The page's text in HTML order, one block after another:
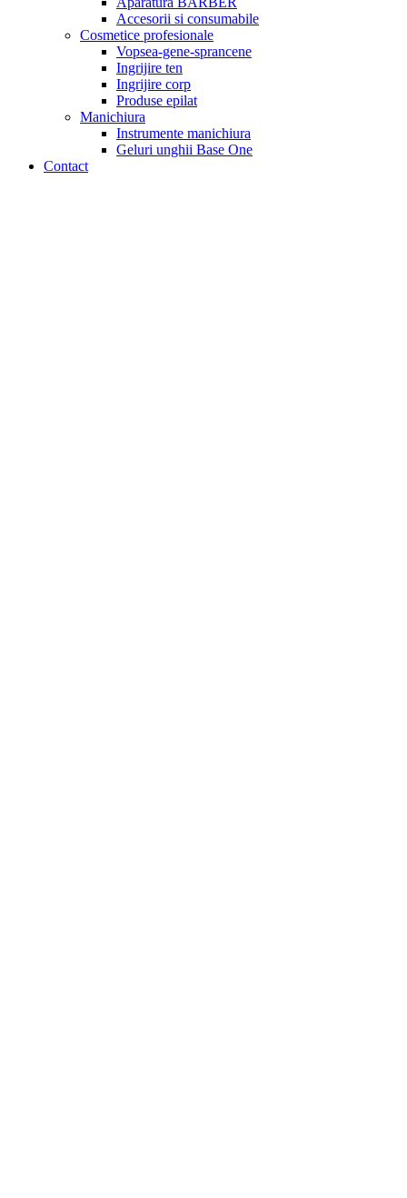
Accesorii si consumabile
Cosmetice profesionale
Vopsea-gene-sprancene
Ingrijire ten
Ingrijire corp
Produse epilat
Manichiura
Instrumente manichiura
Geluri unghii Base One
Contact